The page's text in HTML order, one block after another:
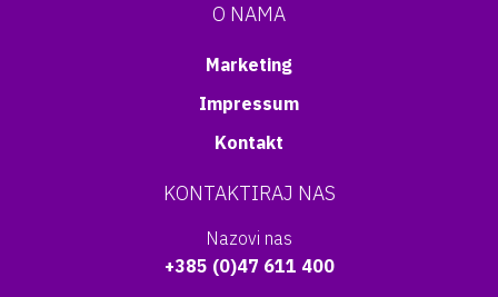
O NAMA
Marketing
Impressum
Kontakt
KONTAKTIRAJ NAS
Nazovi nas
+385 (0)47 611 400